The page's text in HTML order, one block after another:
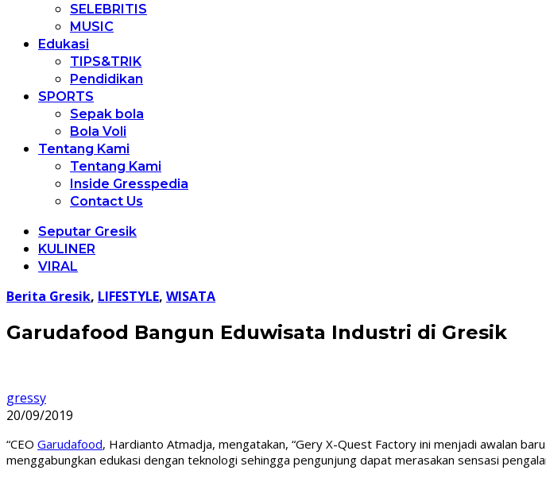
SELEBRITIS
MUSIC
Edukasi
TIPS&TRIK
Pendidikan
SPORTS
Sepak bola
Bola Voli
Tentang Kami
Tentang Kami
Inside Gresspedia
Contact Us
Seputar Gresik
KULINER
VIRAL
Berita Gresik, LIFESTYLE, WISATA
Garudafood Bangun Eduwisata Industri di Gresik
gressy
20/09/2019
“CEO Garudafood, Hardianto Atmadja, mengatakan, “Gery X-Quest Factory ini menjadi awalan
menggabungkan edukasi dengan teknologi sehingga pengunjung dapat merasakan sensasi